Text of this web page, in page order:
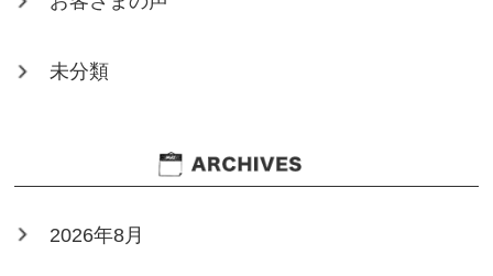
未分類
2026年8月